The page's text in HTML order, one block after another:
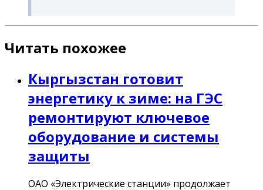
Читать похожее
Кыргызстан готовит
энергетику к зиме: на ГЭС
ремонтируют ключевое
оборудование и системы
защиты
ОАО «Электрические станции» продолжает